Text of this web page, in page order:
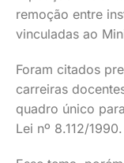
remoção entre
vinculadas ao
Foram citados
carreiras
quadro único
Lei nº 8.112/1990.